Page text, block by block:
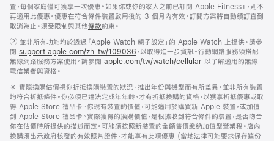
置，每個家庭僅可獲享一次優惠。如果你或你的家人之前已訂閱 Apple Fitness+，則不
再適用此優惠。優惠在符合條件裝置啟用後的 3 個月內有效。訂閱方案將自動續訂直到
取消為止。須受限制與其他條款約束。
註
腳
② 並非所有功能均於透過「Apple Watch 親子設定」的 Apple Watch 上提供。請參
閱 support.apple.com/zh-tw/109036 (以
新
開
啟)
，以取得進一步資訊。行動網路服務須搭配
無線網路服務方案使用。請參閱 apple.com/tw/watch/cellular 以了解適用的無線
電信業者與資格。
註
腳
※ 實際換購估價視你折抵換購裝置的狀況、推出年份與機型而有所差異。並非所有裝置
均符合折抵條件。你必須已達法定成年年齡，才有折抵換購的資格，以獲享折抵優惠或取
得 Apple Store 禮品卡。你現有裝置的價值，可能適用於購買新 Apple 裝置，或加值
到 Apple Store 禮品卡。實際獲得的換購價值，是根據收到符合條件的裝置，是否吻合
你在估價時所提供的描述而定。可能須按照新裝置的全額售價繳納加值型營業稅。店內
換購須出示政府核發的有效照片證件，才能享有此項優惠 (當地法律可能要求保存這份